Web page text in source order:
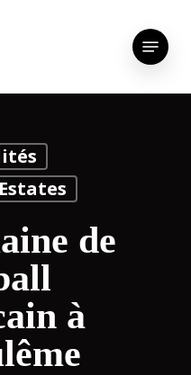
Menu
de
à